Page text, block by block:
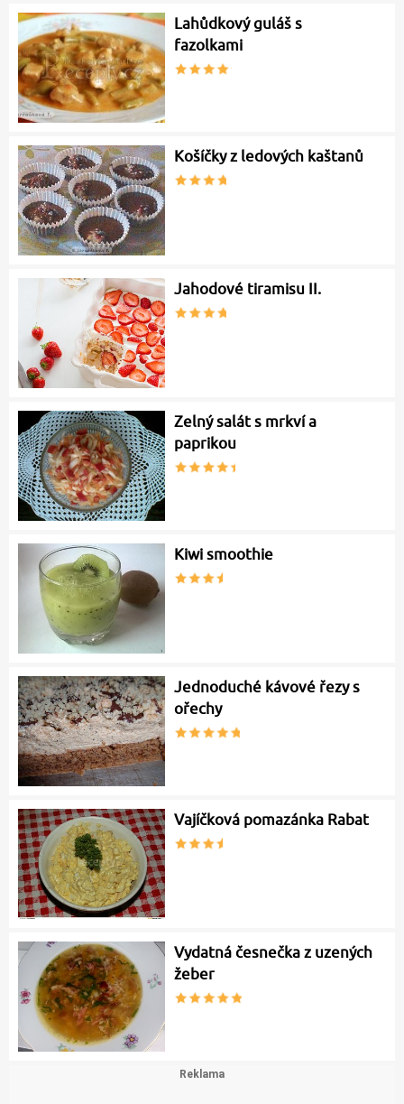
Lahůdkový guláš s
fazolkami
Košíčky z ledových kaštanů
Jahodové tiramisu II.
Zelný salát s mrkví a
paprikou
Kiwi smoothie
Jednoduché kávové řezy s
ořechy
Vajíčková pomazánka Rabat
Vydatná česnečka z uzených
žeber